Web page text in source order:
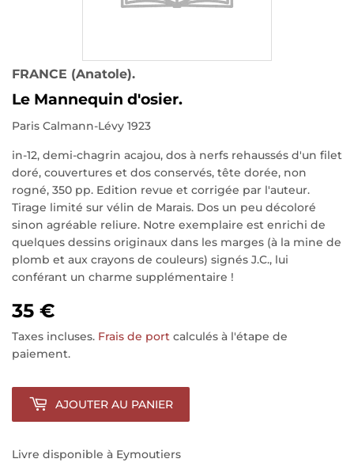
FRANCE (Anatole).
Le Mannequin d'osier.
Paris Calmann-Lévy 1923
in-12, demi-chagrin acajou, dos à nerfs rehaussés d'un filet
doré, couvertures et dos conservés, tête dorée, non
rogné, 350 pp. Edition revue et corrigée par l'auteur.
Tirage limité sur vélin de Marais. Dos un peu décoloré
sinon agréable reliure. Notre exemplaire est enrichi de
quelques dessins originaux dans les marges (à la mine de
plomb et aux crayons de couleurs) signés J.C., lui
conférant un charme supplémentaire !
35 €
Taxes incluses. Frais de port calculés à l'étape de
paiement.
AJOUTER AU PANIER
Livre disponible à Eymoutiers